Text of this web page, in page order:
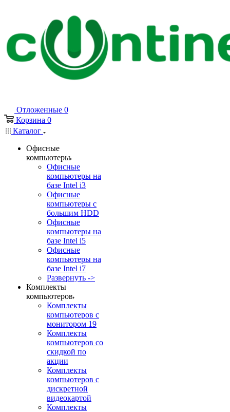
Отложенные 0
Корзина 0
Каталог
Офисные
компьютеры
Офисные
компьютеры на
базе Intel i3
Офисные
компьютеры с
большим HDD
Офисные
компьютеры на
базе Intel i5
Офисные
компьютеры на
базе Intel i7
Развернуть ->
Комплекты
компьютеров
Комплекты
компьютеров с
монитором 19
Комплекты
компьютеров со
скидкой по
акции
Комплекты
компьютеров с
дискретной
видеокартой
Комплекты